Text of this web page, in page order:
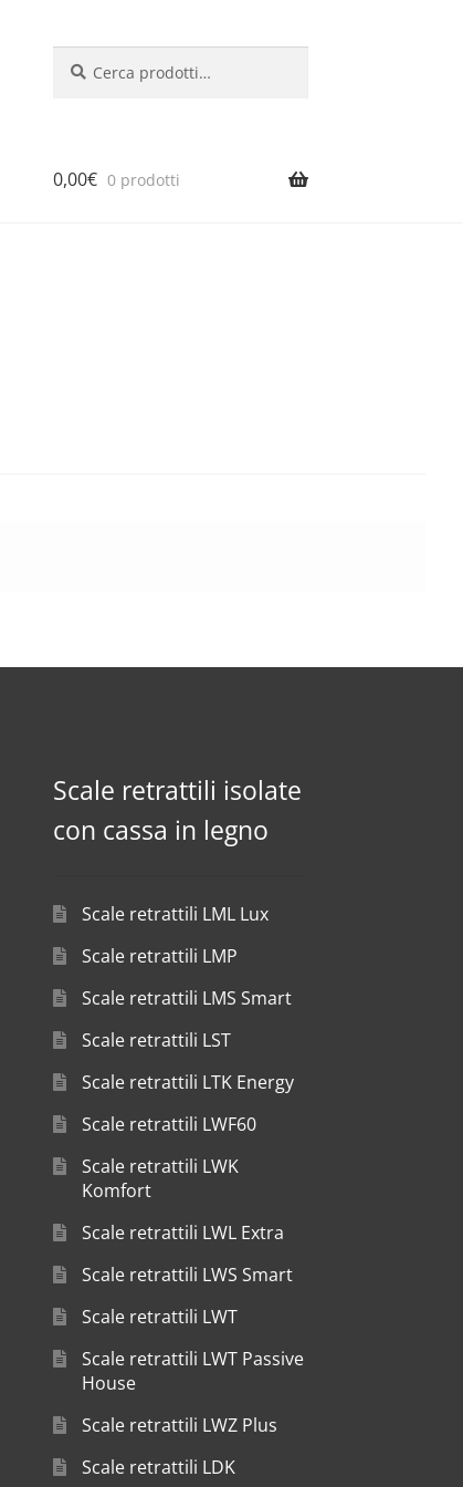
0,00€ 0 prodotti
Scale retrattili isolate
con cassa in legno
Scale retrattili LML Lux
Scale retrattili LMP
Scale retrattili LMS Smart
Scale retrattili LST
Scale retrattili LTK Energy
Scale retrattili LWF60
Scale retrattili LWK
Komfort
Scale retrattili LWL Extra
Scale retrattili LWS Smart
Scale retrattili LWT
Scale retrattili LWT Passive
House
Scale retrattili LWZ Plus
Scale retrattili LDK